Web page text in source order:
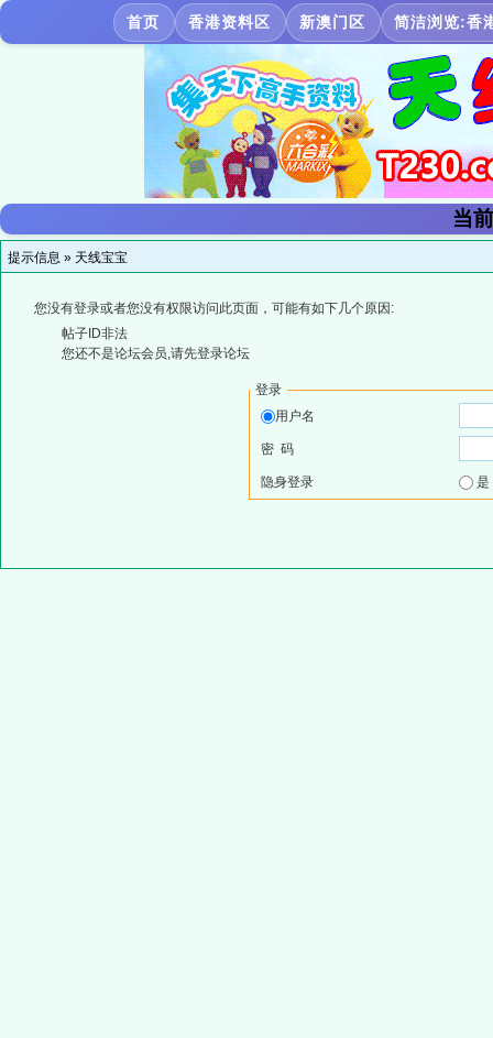
首页 香港资料区 新澳门区 简洁浏览:香
当
提示信息 » 天线宝宝
您没有登录或者您没有权限访问此页面，可能有如下几个原因:
帖子ID非法
您还不是论坛会员,请先登录论坛
登录
用户名
密 码
隐身登录